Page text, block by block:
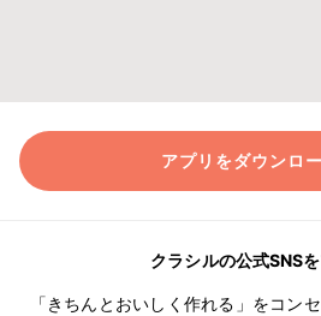
アプリをダウンロ
クラシルの公式SNS
「きちんとおいしく作れる」をコン